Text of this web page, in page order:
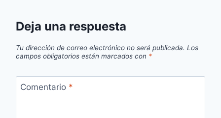
Deja una respuesta
Tu dirección de correo electrónico no será publicada. Los
campos obligatorios están marcados con *
Comentario *